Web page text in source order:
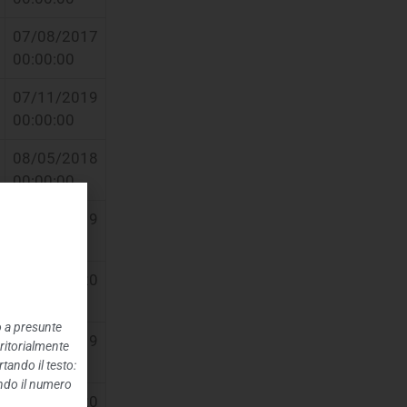
07/08/2017
00:00:00
07/11/2019
00:00:00
08/05/2018
00:00:00
31/12/2019
11/03/2020
02/10/2019
00:00:00
31/07/2020
presunte
il testo:
il numero